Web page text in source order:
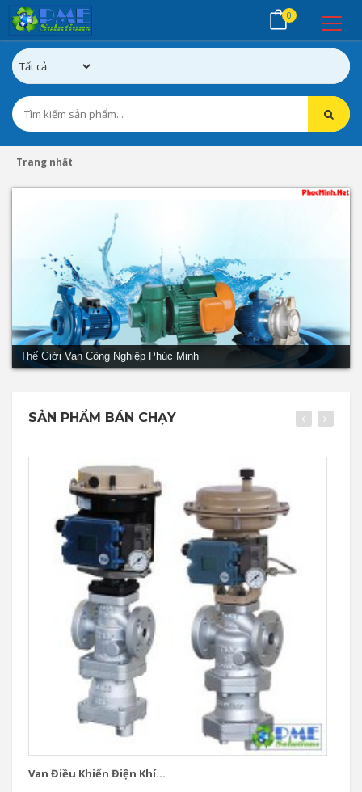
0
Trang nhất
Thế Giới Van Công Nghiệp Phúc Minh
SẢN PHẨM BÁN CHẠY
Van Điều Khiển Điện Khí...